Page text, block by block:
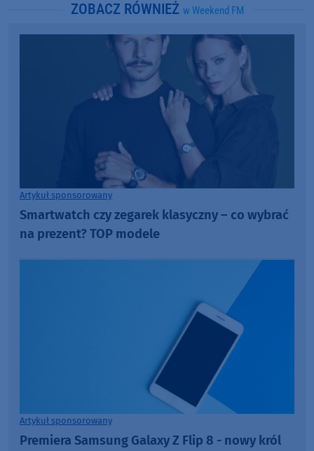
ZOBACZ RÓWNIEŻ w Weekend FM
Artykuł sponsorowany
Smartwatch czy zegarek klasyczny – co wybrać
na prezent? TOP modele
Artykuł sponsorowany
Premiera Samsung Galaxy Z Flip 8 - nowy król